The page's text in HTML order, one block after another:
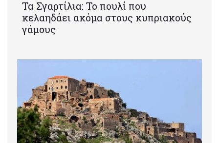
Τα Σγαρτίλια: Το πουλί που
κελαηδάει ακόμα στους κυπριακούς
γάμους